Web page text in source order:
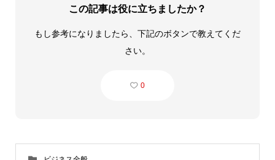
この記事は役に立ちましたか？
もし参考になりましたら、下記のボタンで教えてくだ
さい。
0